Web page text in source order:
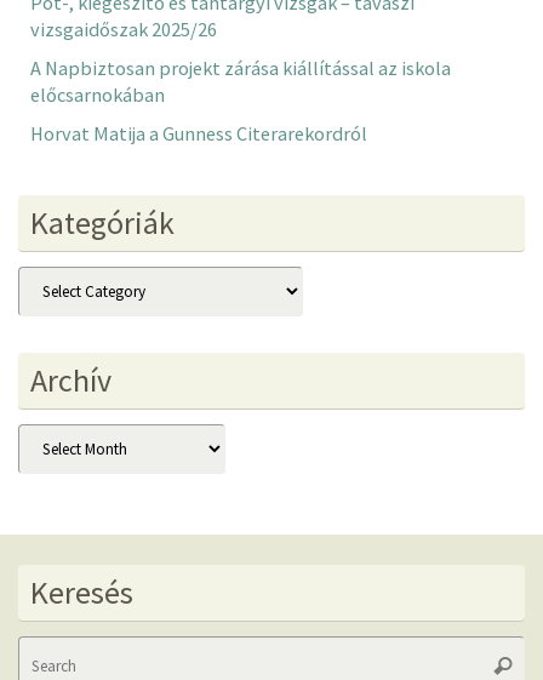
vizsgaidőszak 2025/26
A Napbiztosan projekt zárása kiállítással az iskola
előcsarnokában
Horvat Matija a Gunness Citerarekordról
Kategóriák
Kategóriák
Archív
Archív
Keresés